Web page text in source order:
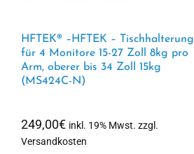
HFTEK® –HFTEK – Tischhalterung
für 4 Monitore 15-27 Zoll 8kg pro
Arm, oberer bis 34 Zoll 15kg
(MS424C-N)
249,00€ inkl. 19% Mwst. zzgl.
Versandkosten